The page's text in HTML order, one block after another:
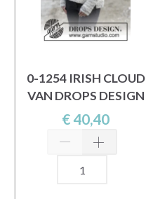
0-1254 IRISH CLOUD
VAN DROPS DESIGN
€ 40,40